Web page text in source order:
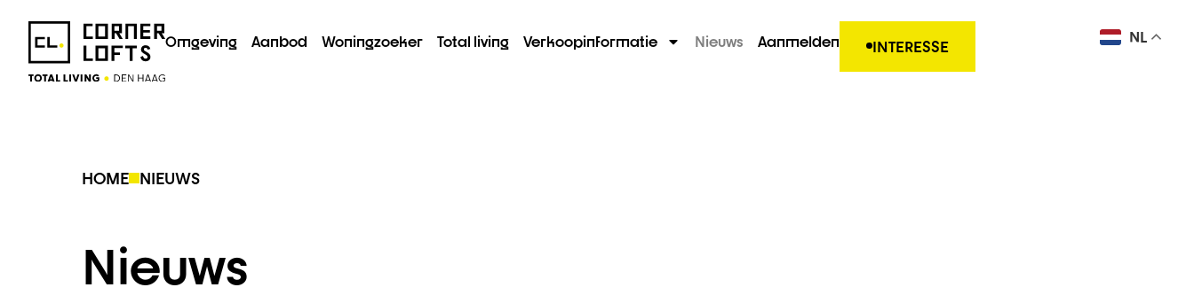
Omgeving Aanbod Woningzoeker Total living Verkoopinformatie Nieuws Aanmelden INTERESSE
HOME NIEUWS
Nieuws
NL